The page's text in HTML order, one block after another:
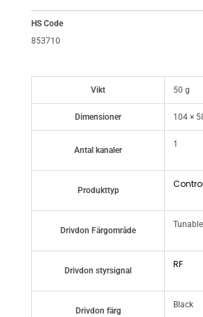
HS Code
853710
Vikt 50 g
Dimensioner 104 ×
Antal kanaler
1
Produkttyp
Drivdon Färgområde
Drivdon styrsignal
RF
Drivdon färg
Black